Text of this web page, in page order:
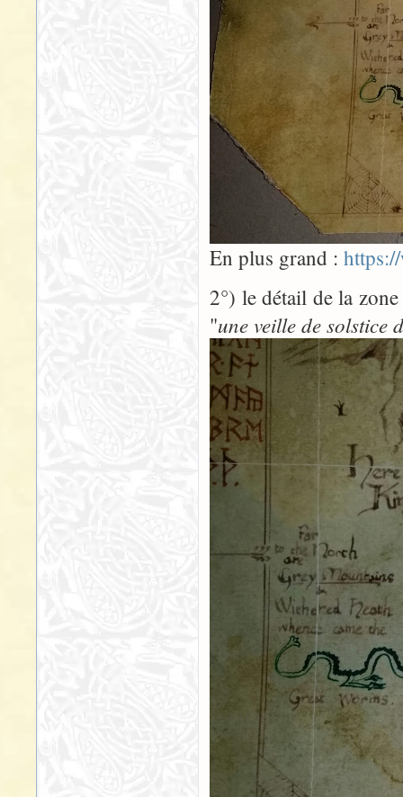
En plus grand :
2°) le détail de la
"une veille de solstice